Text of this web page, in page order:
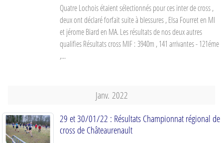
Quatre Lochois étaient sélectionnés pour ces inter de cross ,
deux ont déclaré forfait suite à blessures , Elsa Fourret en MI
et jérome Biard en MA. Les résultats de nos deux autres
qualifies Résultats cross MIF : 3940m , 141 arrivantes - 121éme
,...
Janv. 2022
29 et 30/01/22 : Résultats Championnat régional de
cross de Châteaurenault